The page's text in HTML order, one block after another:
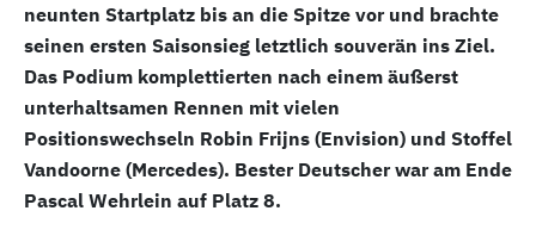
neunten Startplatz bis an die Spitze vor und brachte
seinen ersten Saisonsieg letztlich souverän ins Ziel.
Das Podium komplettierten nach einem äußerst
unterhaltsamen Rennen mit vielen
Positionswechseln Robin Frijns (Envision) und Stoffel
Vandoorne (Mercedes). Bester Deutscher war am Ende
Pascal Wehrlein auf Platz 8.